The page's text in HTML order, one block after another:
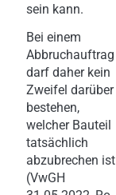
sein kann.
Bei einem
Abbruchauftrag
darf daher kein
Zweifel darüber
bestehen,
welcher Bauteil
tatsächlich
abzubrechen ist
(VwGH